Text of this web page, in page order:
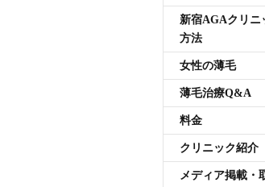
新宿AGAクリニ
方法
女性の薄毛
薄毛治療Q&A
料金
クリニック紹介
メディア掲載・